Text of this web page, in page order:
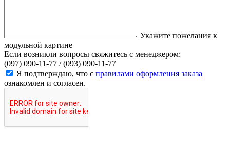
Укажите пожелания к
модульной картине
Если возникли вопросы свяжитесь с менеджером:
(097) 090-11-77 /(093) 090-11-77
Я подтверждаю, что с правилами оформления заказа
ознакомлен и согласен.